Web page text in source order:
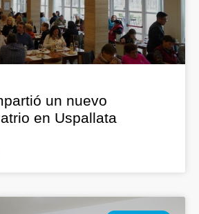
un nuevo
en Uspallata